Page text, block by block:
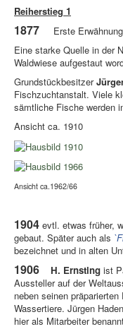
Reiherstieg 1
1877 Erste Erwähnung
Eine starke Quelle in der
Waldwiese aufgestaut
Grundstückbesitzer
Fischzuchtanstalt. Viele
sämtliche Fische werden
Ansicht ca. 1910
Ansicht ca.1962/66
1904 evtl. etwas früher,
gebaut. Später auch als
bezeichnet und in alten
1906 H. Ernsting ist
Aussteller auf der
neben seinen
Wassertiere. Jürgen
hier als Mitarbeiter